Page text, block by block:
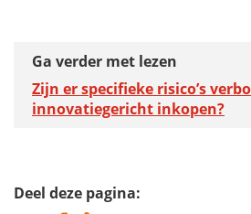
Ga verder met lezen
Zijn er specifieke risico’s
innovatiegericht inkopen?
Deel deze pagina: